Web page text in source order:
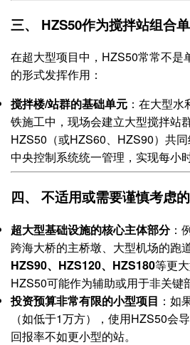
三、 HZS50作为搅拌站组合
在超大型项目中，HZS50常常不是
的形式发挥作用：
搅拌楼/站群的基础单元 ：在大型
铁施工中，现场会建立大型搅拌站
HZS50（或HZS60、HZS90）共
中央控制系统统一管理，实现每小
四、 不适用或需要谨慎考虑
超大型基础设施的核心主体部分：
跨海大桥的主桥墩、大型机场的跑
HZS90、HZS120、HZS180等更
HZS50可能作为辅助或用于非关键
投资预算非常有限的小型项目 ：如
（如低于1万方），使用HZS50会
回报率不如更小型的站。